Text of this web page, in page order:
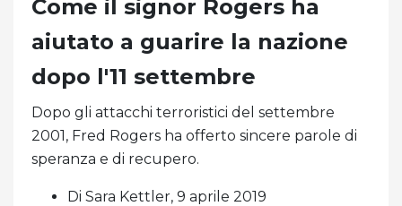
Come il signor Rogers ha
aiutato a guarire la nazione
dopo l'11 settembre
Dopo gli attacchi terroristici del settembre
2001, Fred Rogers ha offerto sincere parole di
speranza e di recupero.
Di Sara Kettler, 9 aprile 2019